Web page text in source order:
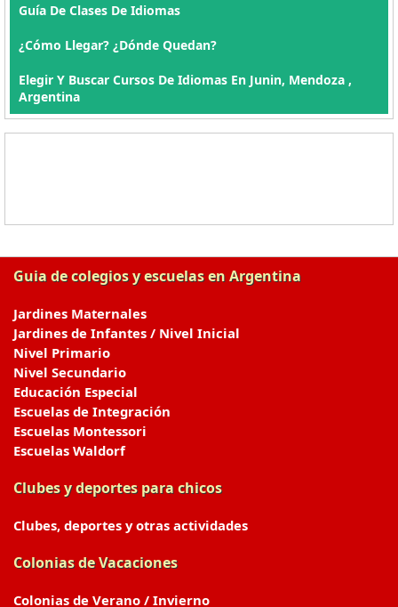
Guía De Clases De Idiomas
¿Cómo Llegar? ¿Dónde Quedan?
Elegir Y Buscar Cursos De Idiomas En Junin, Mendoza ,
Argentina
Guia de colegios y escuelas en Argentina
Jardines Maternales
Jardines de Infantes / Nivel Inicial
Nivel Primario
Nivel Secundario
Educación Especial
Escuelas de Integración
Escuelas Montessori
Escuelas Waldorf
Clubes y deportes para chicos
Clubes, deportes y otras actividades
Colonias de Vacaciones
Colonias de Verano / Invierno